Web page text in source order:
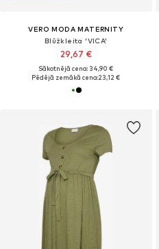
VERO MODA MATERNITY
Blūžkleita 'VICA'
29,67 €
Sākotnējā cena: 34,90 €
Pēdējā zemākā cena:23,12 €